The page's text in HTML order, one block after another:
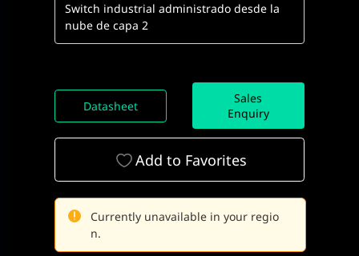
Switch industrial administrado desde la
nube de capa 2
Datasheet
Sales
Enquiry
Add to Favorites
Currently unavailable in your regio
n.